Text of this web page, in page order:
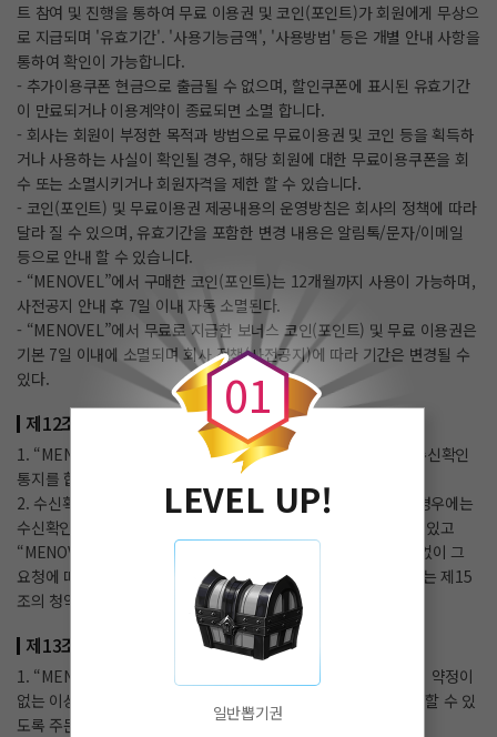
트 참여 및 진행을 통하여 무료 이용권 및 코인(포인트)가 회원에게 무상으
로 지급되며 '유효기간'. '사용기능금액', '사용방법' 등은 개별 안내 사항을
통하여 확인이 가능합니다.
- 추가이용쿠폰 현금으로 출금될 수 없으며, 할인쿠폰에 표시된 유효기간
이 만료되거나 이용계약이 종료되면 소멸 합니다.
- 회사는 회원이 부정한 목적과 방법으로 무료이용권 및 코인 등을 획득하
거나 사용하는 사실이 확인될 경우, 해당 회원에 대한 무료이용쿠폰을 회
수 또는 소멸시키거나 회원자격을 제한 할 수 있습니다.
- 코인(포인트) 및 무료이용권 제공내용의 운영방침은 회사의 정책에 따라
달라 질 수 있으며, 유효기간을 포함한 변경 내용은 알림톡/문자/이메일
등으로 안내 할 수 있습니다.
- “MENOVEL”에서 구매한 코인(포인트)는 12개월까지 사용이 가능하며,
사전공지 안내 후 7일 이내 자동 소멸된다.
- “MENOVEL”에서 무료로 지급한 보너스 코인(포인트) 및 무료 이용권은
기본 7일 이내에 소멸되며 회사 정책(사전공지)에 따라 기간은 변경될 수
있다.
제12조(수신확인통지․구매신청 변경 및 취소)
1. “MENOVEL”은 이용자의 구매신청이 있는 경우 이용자에게 수신확인
통지를 합니다.
2. 수신확인통지를 받은 이용자는 의사표시의 불일치 등이 있는 경우에는
수신확인통지를 받은 후 즉시 구매신청 변경 및 취소를 요청할 수 있고
“MENOVEL”은 배송 전에 이용자의 요청이 있는 경우에는 지체 없이 그
요청에 따라 처리하여야 합니다. 다만 이미 대금을 지불한 경우에는 제15
조의 청약철회 등에 관한 규정에 따릅니다.
제13조(컨텐츠등의 공급)
1. “MENOVEL”은 이용자와 재화 등의 공급시기에 관하여 별도의 약정이
없는 이상, 이용자가 청약을 한 날부터 7일 이내에 재화 등을 배송할 수 있
도록 주문제작, 포장 등 기타의 필요한 조치를 취합니다. 다만,
0
0
1
LEVEL UP!
일반뽑기권